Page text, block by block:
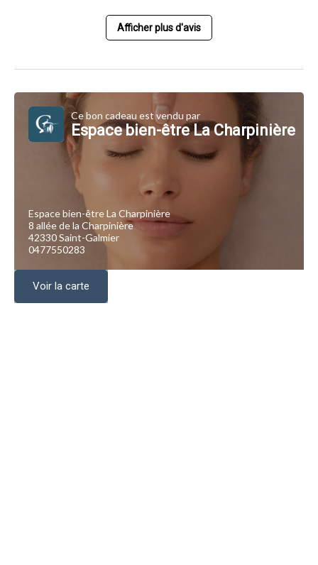
Afficher plus d'avis
Ce bon cadeau est vendu par
Espace bien-être La Charpinière
Espace bien-être La Charpinière
8 allée de la Charpinière
42330 Saint-Galmier
0477550283
Voir la carte